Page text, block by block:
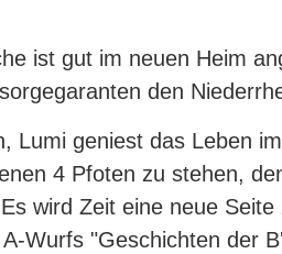
ist gut im neuen Heim
den
Lumi geniest das Leben
4 Pfoten zu stehen,
wird Zeit eine neue
Wurfs "Geschichten der